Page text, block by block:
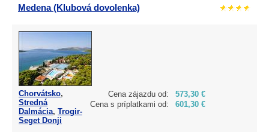
Medena (Klubová dovolenka)
Cena zájazdu od:
573,30 €
Cena s príplatkami od:
601,30 €
Chorvátsko,
Stredná
Dalmácia, Trogir-
Seget Donji